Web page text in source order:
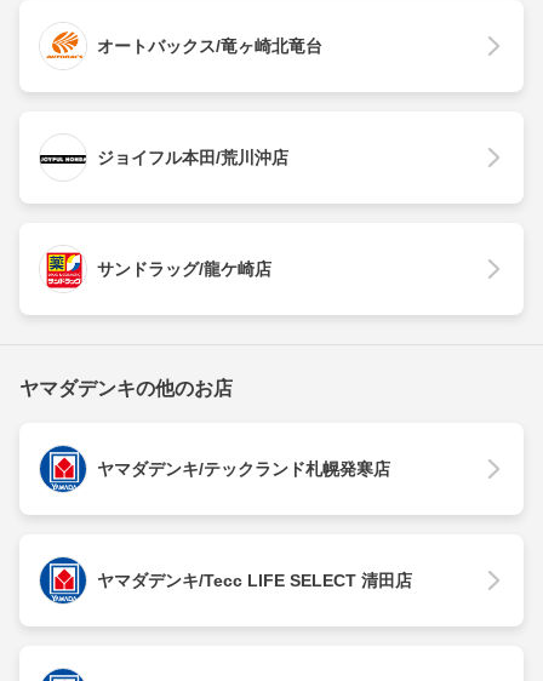
オートバックス/竜ヶ崎北竜台
ジョイフル本田/荒川沖店
サンドラッグ/龍ケ崎店
ヤマダデンキの他のお店
ヤマダデンキ/テックランド札幌発寒店
ヤマダデンキ/Tecc LIFE SELECT 清田店